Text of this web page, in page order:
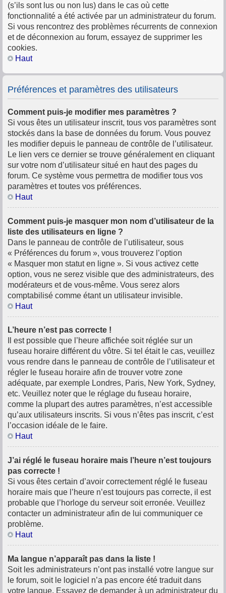
(s’ils sont lus ou non lus) dans le cas où cette
fonctionnalité a été activée par un administrateur du forum.
Si vous rencontrez des problèmes récurrents de connexion
et de déconnexion au forum, essayez de supprimer les
cookies.
Haut
Préférences et paramètres des utilisateurs
Comment puis-je modifier mes paramètres ?
Si vous êtes un utilisateur inscrit, tous vos paramètres sont
stockés dans la base de données du forum. Vous pouvez
les modifier depuis le panneau de contrôle de l’utilisateur.
Le lien vers ce dernier se trouve généralement en cliquant
sur votre nom d’utilisateur situé en haut des pages du
forum. Ce système vous permettra de modifier tous vos
paramètres et toutes vos préférences.
Haut
Comment puis-je masquer mon nom d’utilisateur de la
liste des utilisateurs en ligne ?
Dans le panneau de contrôle de l’utilisateur, sous
« Préférences du forum », vous trouverez l’option
« Masquer mon statut en ligne ». Si vous activez cette
option, vous ne serez visible que des administrateurs, des
modérateurs et de vous-même. Vous serez alors
comptabilisé comme étant un utilisateur invisible.
Haut
L’heure n’est pas correcte !
Il est possible que l’heure affichée soit réglée sur un
fuseau horaire différent du vôtre. Si tel était le cas, veuillez
vous rendre dans le panneau de contrôle de l’utilisateur et
régler le fuseau horaire afin de trouver votre zone
adéquate, par exemple Londres, Paris, New York, Sydney,
etc. Veuillez noter que le réglage du fuseau horaire,
comme la plupart des autres paramètres, n’est accessible
qu’aux utilisateurs inscrits. Si vous n’êtes pas inscrit, c’est
l’occasion idéale de le faire.
Haut
J’ai réglé le fuseau horaire mais l’heure n’est toujours
pas correcte !
Si vous êtes certain d’avoir correctement réglé le fuseau
horaire mais que l’heure n’est toujours pas correcte, il est
probable que l’horloge du serveur soit erronée. Veuillez
contacter un administrateur afin de lui communiquer ce
problème.
Haut
Ma langue n’apparaît pas dans la liste !
Soit les administrateurs n’ont pas installé votre langue sur
le forum, soit le logiciel n’a pas encore été traduit dans
votre langue. Essayez de demander à un administrateur du